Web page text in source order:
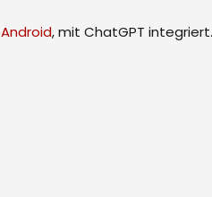
Android, mit ChatGPT integriert.